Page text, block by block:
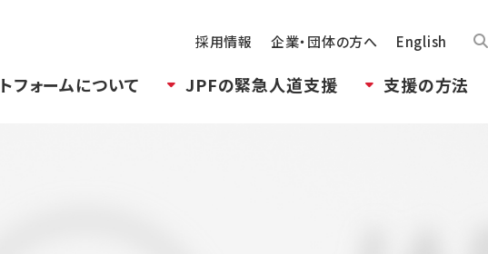
採用情報 企業・団体の方へ English
フォームについて JPFの緊急人道支援 支援の方法